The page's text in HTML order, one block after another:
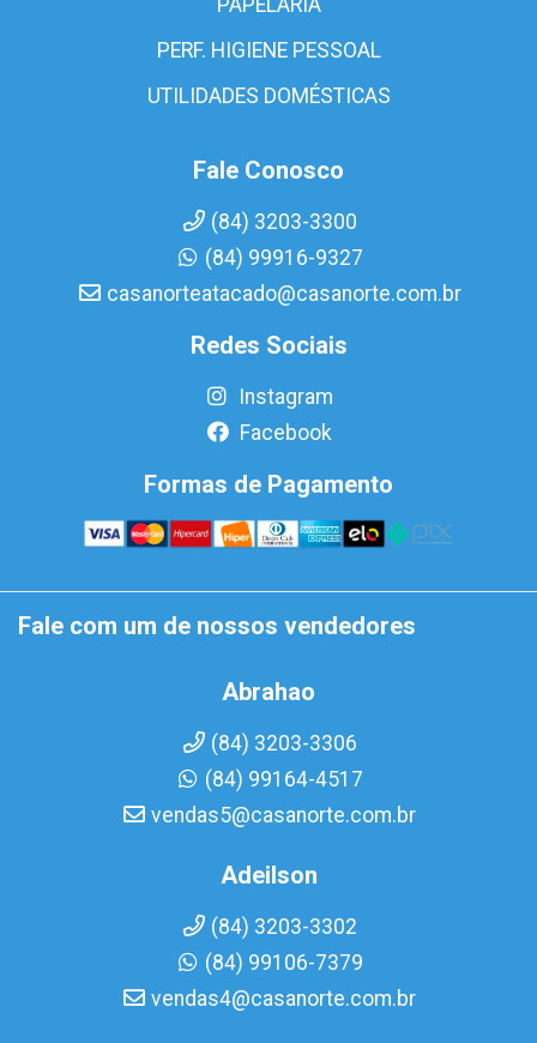
PAPELARIA
PERF. HIGIENE PESSOAL
UTILIDADES DOMÉSTICAS
Fale Conosco
(84) 3203-3300
(84) 99916-9327
casanorteatacado@casanorte.com.br
Redes Sociais
Instagram
Facebook
Formas de Pagamento
Fale com um de nossos vendedores
Abrahao
(84) 3203-3306
(84) 99164-4517
vendas5@casanorte.com.br
Adeilson
(84) 3203-3302
(84) 99106-7379
vendas4@casanorte.com.br